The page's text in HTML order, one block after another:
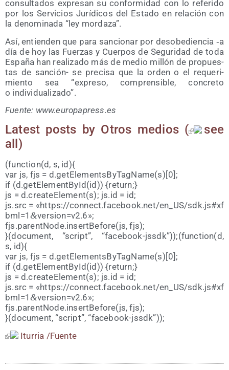
con­sul­ta­dos expre­san su con­for­mi­dad con lo refe­ri­do
por los Ser­vi­cios Jurí­di­cos del Esta­do en rela­ción con
la deno­mi­na­da “ley mordaza”.
Así, entien­den que para san­cio­nar por des­obe­dien­cia ‑a
día de hoy las Fuer­zas y Cuer­pos de Segu­ri­dad de toda
Espa­ña han rea­li­za­do más de medio millón de pro­pues­
tas de san­ción- se pre­ci­sa que la orden o el reque­ri­
mien­to sea “expre­so, com­pren­si­ble, con­cre­to
o individualizado”.
Fuen­te: www​.euro​pa​press​.es
Latest posts by Otros medios (
see
all )
(function(d, s, id){
var js, fjs = d.getElementsByTagName(s)[0];
if (d.getElementById(id)) {return;}
js = d.createElement(s); js​.id = id;
js.src = «https://​con​nect​.face​book​.net/​e​n​_​U​S​/​s​d​k​.​j​s​#​x​f​
b​m​l​=​1​ &​v​e​r​s​i​o​n​=​v​2.6»;
fjs.parentNode.insertBefore(js, fjs);
}(docu­ment, “script”, “facebook-jssdk”));(function(d,
s, id){
var js, fjs = d.getElementsByTagName(s)[0];
if (d.getElementById(id)) {return;}
js = d.createElement(s); js​.id = id;
js.src = «https://​con​nect​.face​book​.net/​e​n​_​U​S​/​s​d​k​.​j​s​#​x​f​
b​m​l​=​1​ &​v​e​r​s​i​o​n​=​v​2.6»;
fjs.parentNode.insertBefore(js, fjs);
}(docu­ment, “script”, “face­book-jssdk”));
Itu­rria /​Fuen­te